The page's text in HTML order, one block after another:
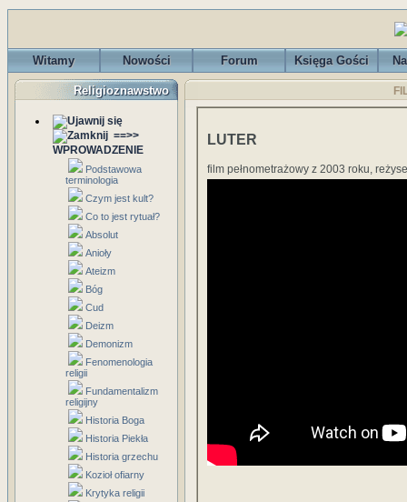
Witamy Nowości Forum Księga Gości
Religioznawstwo
==>>
WPROWADZENIE
Podstawowa
terminologia
Czym jest kult?
Co to jest rytuał?
Absolut
Anioły
Ateizm
Bóg
Cud
Deizm
Demonizm
Fenomenologia
religii
Fundamentalizm
religijny
Historia Boga
Historia Piekła
Historia grzechu
Kozioł ofiarny
Krytyka religii
LUTER
film pełnometrażowy z 2003 roku,